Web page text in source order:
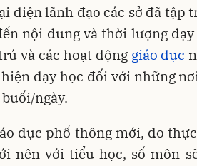
diện lãnh đạo các sở đã tập
nội dung và thời lượng
và các hoạt độnggiáo dục
dạy học đối với những
ngày.
dục phổ thông mới, do
nên với tiểu học, số môn